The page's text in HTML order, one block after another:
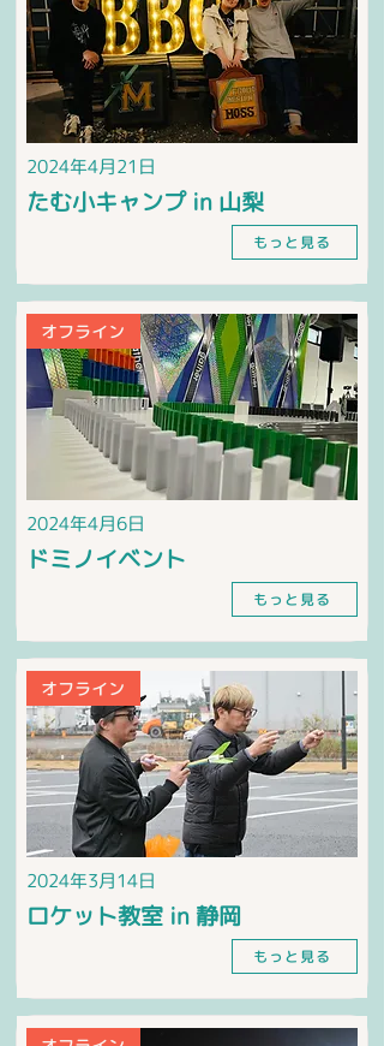
2024年4月21日
たむ小キャンプ in 山梨
もっと見る
オフライン
2024年4月6日
ドミノイベント
もっと見る
オフライン
2024年3月14日
ロケット教室 in 静岡
もっと見る